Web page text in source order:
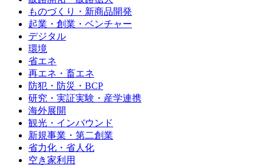
ものづくり・新商品開発
起業・創業・ベンチャー
デジタル
環境
省エネ
再エネ・畜エネ
防犯・防災・BCP
研究・実証実験・産学連携
海外展開
観光・インバウンド
新規事業・第二創業
省力化・省人化
空き家利用